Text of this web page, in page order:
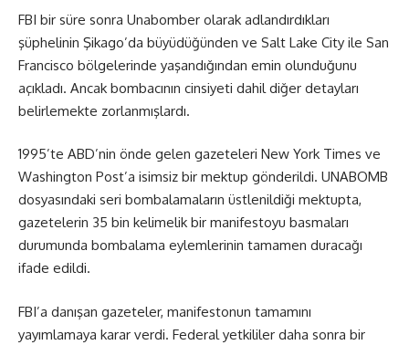
FBI bir süre sonra Unabomber olarak adlandırdıkları
şüphelinin Şikago’da büyüdüğünden ve Salt Lake City ile San
Francisco bölgelerinde yaşandığından emin olunduğunu
açıkladı. Ancak bombacının cinsiyeti dahil diğer detayları
belirlemekte zorlanmışlardı.
1995’te ABD’nin önde gelen gazeteleri New York Times ve
Washington Post’a isimsiz bir mektup gönderildi. UNABOMB
dosyasındaki seri bombalamaların üstlenildiği mektupta,
gazetelerin 35 bin kelimelik bir manifestoyu basmaları
durumunda bombalama eylemlerinin tamamen duracağı
ifade edildi.
FBI’a danışan gazeteler, manifestonun tamamını
yayımlamaya karar verdi. Federal yetkililer daha sonra bir